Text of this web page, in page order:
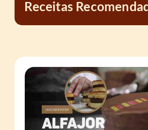
Receitas